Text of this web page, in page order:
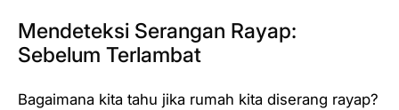
Mendeteksi Serangan Rayap:
Sebelum Terlambat
Bagaimana kita tahu jika rumah kita diserang rayap?